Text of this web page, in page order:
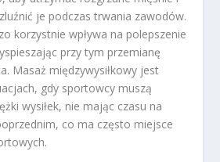
je podczas trwania zawodów.
korzystnie wpływa na polepszenie
przy tym przemianę
Masaż międzywysiłkowy jest
gdy sportowcy muszą
wysiłek, nie mając czasu na
co ma często miejsce